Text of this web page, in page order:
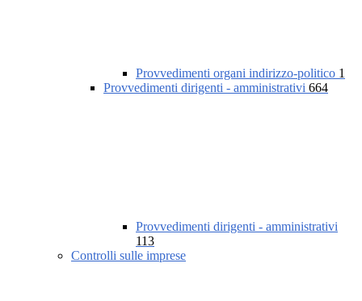
Provvedimenti organi indirizzo-politico 1
Provvedimenti dirigenti - amministrativi 664
Provvedimenti dirigenti - amministrativi
113
Controlli sulle imprese